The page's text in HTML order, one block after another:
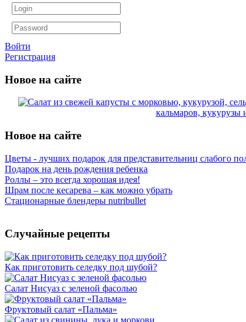
Войти
Регистрация
Новое на сайте
кальмаров, кукурузы
Новое на сайте
Цветы - лучших подарок для представительниц слабого
Подарок на день рождения ребенка
Роллы – это всегда хорошая идея!
Шрам после кесарева – как можно убрать
Стационарные блендеры nutribullet
Случайные рецепты
Как приготовить селедку под шубой?
Салат Нисуаз с зеленой фасолью
Фруктовый салат «Пальма»